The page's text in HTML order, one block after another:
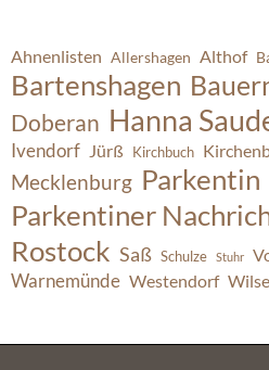
Ahnenlisten Allershagen Althof
Bartenshagen
Doberan Hanna
Ivendorf Jürß Kirchbuch
Mecklenburg Parkentin
Parkentiner
Rostock Saß Schulze Stuhr
Warnemünde Westendorf